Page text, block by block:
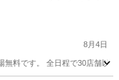
8月4日
無料です。 全日程で30店舗